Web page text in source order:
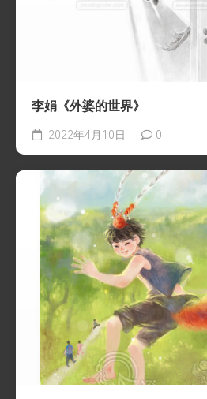
李娟《外婆的世界》
2022年4月10日 0